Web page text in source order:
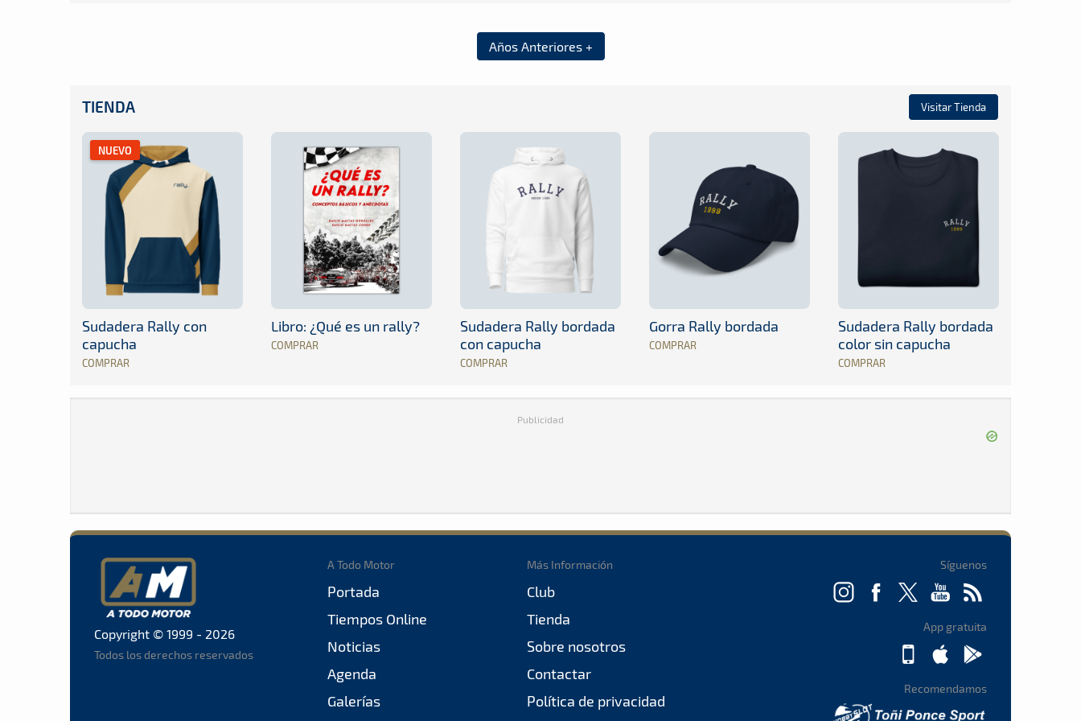
Años Anteriores +
TIENDA Visitar Tienda
NUEVO
Sudadera Rally con
capucha
COMPRAR
Libro: ¿Qué es un rally?
COMPRAR
Sudadera Rally bordada
con capucha
COMPRAR
Gorra Rally bordada
COMPRAR
Sudadera Rally bordada
color sin capucha
COMPRAR
Publicidad
Copyright © 1999 - 2026
Todos los derechos reservados
A Todo Motor
Portada
Tiempos Online
Noticias
Agenda
Galerías
Más Información
Club
Tienda
Sobre nosotros
Contactar
Política de privacidad
Síguenos
App gratuita
Recomendamos